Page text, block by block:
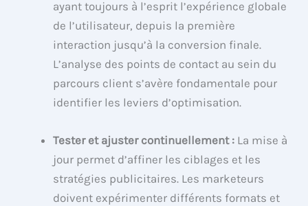
ayant toujours à l’esprit l’expérience globale
de l’utilisateur, depuis la première
interaction jusqu’à la conversion finale.
L’analyse des points de contact au sein du
parcours client s’avère fondamentale pour
identifier les leviers d’optimisation.
Tester et ajuster continuellement : La mise à
jour permet d’affiner les ciblages et les
stratégies publicitaires. Les marketeurs
doivent expérimenter différents formats et